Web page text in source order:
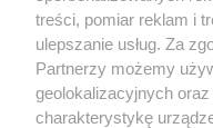
treści, pomiar reklam i
ulepszanie usług. Za
Partnerzy możemy
geolokalizacyjnych
charakterystykę